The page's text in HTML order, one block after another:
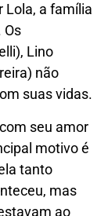
Lola, a família
Os
Lino
não
suas vidas.
seu amor
motivo é
tanto
mas
ao